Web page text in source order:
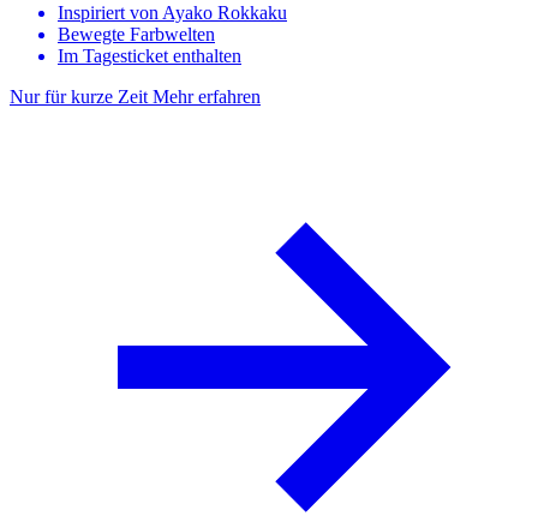
Inspiriert von Ayako Rokkaku
Bewegte Farbwelten
Im Tagesticket enthalten
Nur für kurze Zeit Mehr erfahren